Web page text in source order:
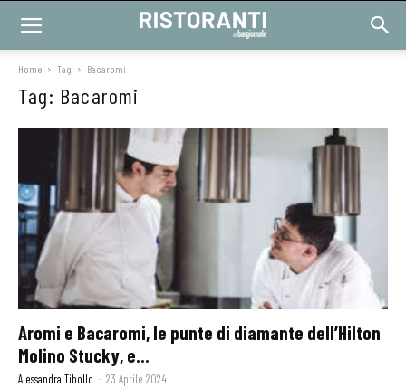
Home Tag Bacaromi
Tag: Bacaromi
Aromi e Bacaromi, le punte di diamante dell’Hilton
Molino Stucky, e...
Alessandra Tibollo - 23 Aprile 2024